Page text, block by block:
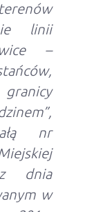
linii
–
nr
dnia
w